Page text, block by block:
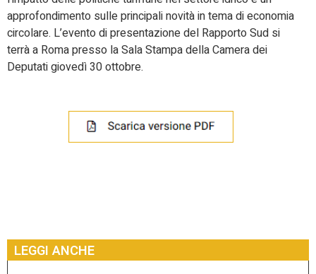
approfondimento sulle principali novità in tema di economia
circolare. L’evento di presentazione del Rapporto Sud si
terrà a Roma presso la Sala Stampa della Camera dei
Deputati giovedì 30 ottobre.
LEGGI ANCHE